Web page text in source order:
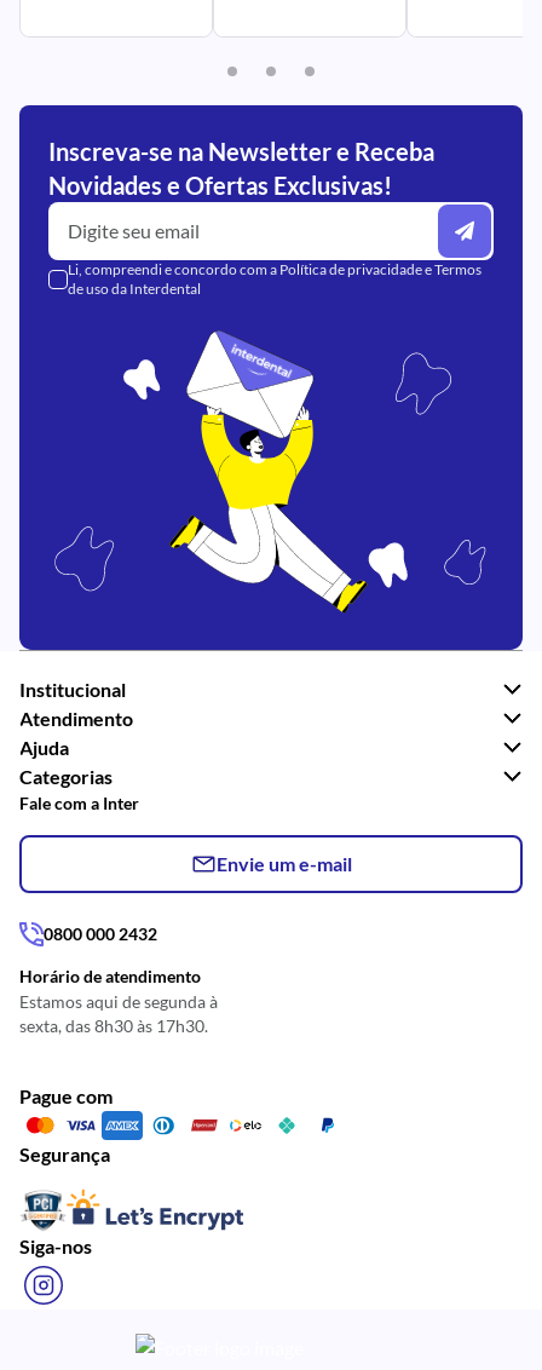
Inscreva-se na Newsletter e Receba
Novidades e Ofertas Exclusivas!
Li, compreendi e concordo com a Política de privacidadeeTermos
de usoda Interdental
Institucional
Atendimento
Ajuda
Categorias
Fale com a Inter
Envie um e-mail
0800 000 2432
Horário de atendimento
Estamos aqui de segunda à
sexta, das 8h30 às 17h30.
Pague com
Segurança
Siga-nos